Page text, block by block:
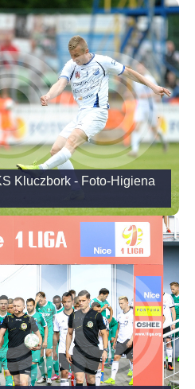
Kluczbork - Foto-Higiena